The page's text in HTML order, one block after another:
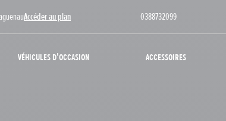
Accéder au plan 0388732099
Véhicules d'occasion Accessoires